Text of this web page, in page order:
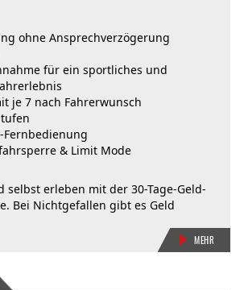
ohne Ansprechverzögerung
für ein sportliches und
je 7 nach Fahrerwunsch
Fernbedienung
& Limit Mode
selbst erleben mit der 30-Tage-Geld-
Bei Nichtgefallen gibt es Geld
MEHR